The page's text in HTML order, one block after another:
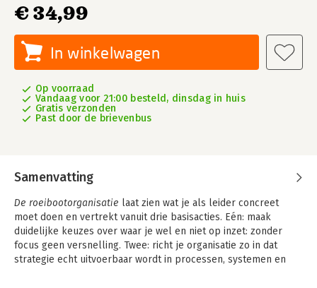
€ 34,99
In winkelwagen
Op voorraad
Vandaag voor 21:00 besteld, dinsdag in huis
Gratis verzonden
Past door de brievenbus
Samenvatting
De roeibootorganisatie laat zien wat je als leider concreet
moet doen en vertrekt vanuit drie basisacties. Eén: maak
duidelijke keuzes over waar je wel en niet op inzet: zonder
focus geen versnelling. Twee: richt je organisatie zo in dat
strategie echt uitvoerbaar wordt in processen, systemen en